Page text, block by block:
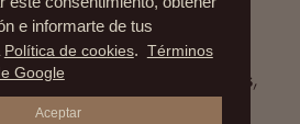
pautas específicas,
o
e informarte de tus
Política de cookies. Términos
Google
Aceptar